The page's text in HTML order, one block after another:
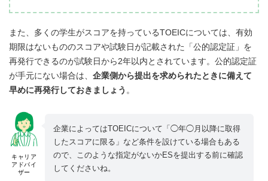
また、多くの学生がスコアを持っているTOEICについては、有効
期限はないもののスコアや試験日が記載された「公的認定証」を
再発行できるのが試験日から2年以内とされています。公的認定証
が手元にない場合は、 企業側から提出を求められたときに備えて
早めに再発行しておきましょう 。
キャリア
アドバイ
ザー
企業によってはTOEICについて「◯年◯月以降に取得
したスコアに限る」など条件を設けている場合もある
ので、このような指定がないかESを提出する前に確認
してくださいね。